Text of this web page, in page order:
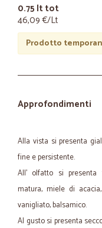
0.75 lt tot
46,09 €/Lt
Prodotto
Approfondimenti
Alla vista si presenta
fine e persistente.
All' olfatto si presenta
matura, miele di
vanigliato, balsamico.
Al gusto si presenta